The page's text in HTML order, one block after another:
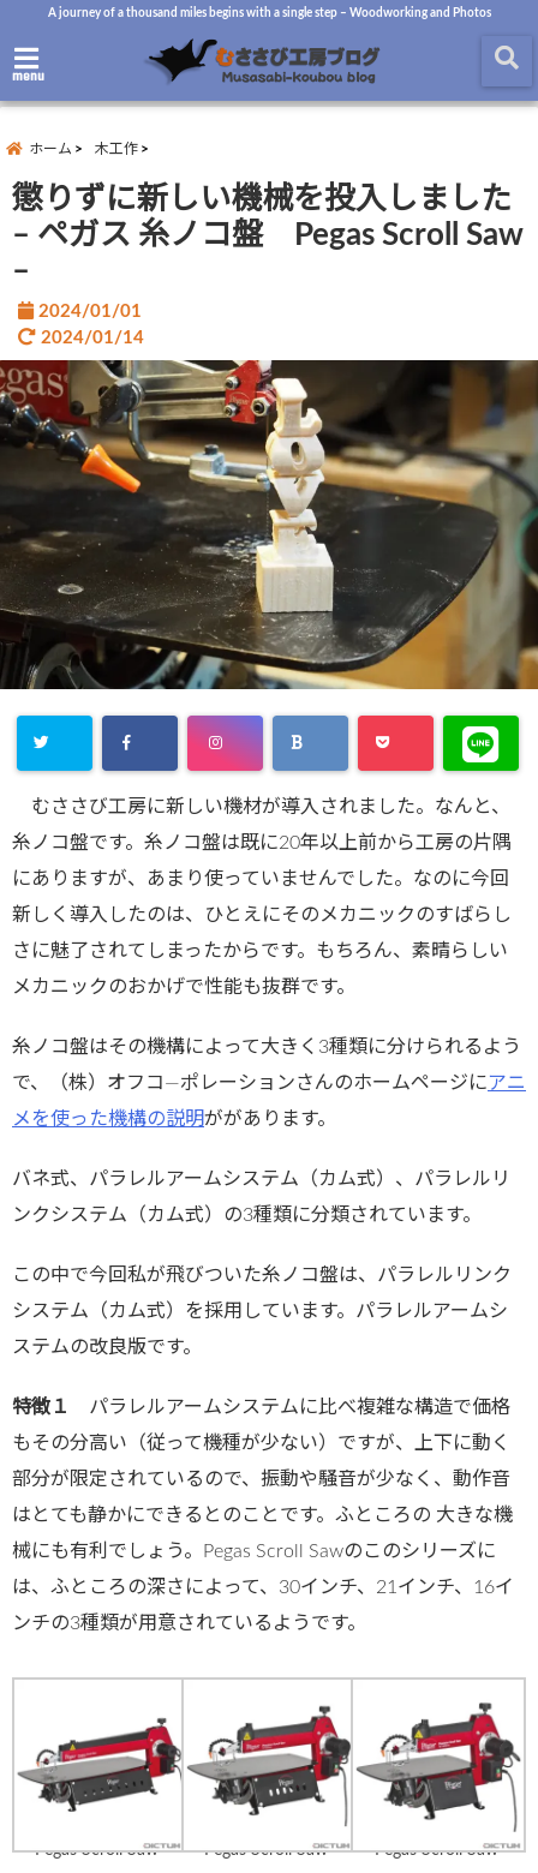
A journey of a thousand miles begins with a single step – Woodworking and Photos
menu
ホーム 木工作
懲りずに新しい機械を投入しました
– ペガス 糸ノコ盤 Pegas Scroll Saw
–
2024/01/01
2024/01/14
むささび工房に新しい機材が導入されました。なんと、
糸ノコ盤です。糸ノコ盤は既に20年以上前から工房の片隅
にありますが、あまり使っていませんでした。なのに今回
新しく導入したのは、ひとえにそのメカニックのすばらし
さに魅了されてしまったからです。もちろん、素晴らしい
メカニックのおかげで性能も抜群です。
糸ノコ盤はその機構によって大きく3種類に分けられるよう
で、（株）オフコ―ポレーションさんのホームページにアニ
メを使った機構の説明ががあります。
バネ式、パラレルアームシステム（カム式）、パラレルリ
ンクシステム（カム式）の3種類に分類されています。
この中で今回私が飛びついた糸ノコ盤は、パラレルリンク
システム（カム式）を採用しています。パラレルアームシ
ステムの改良版です。
特徴１ パラレルアームシステムに比べ複雑な構造で価格
もその分高い（従って機種が少ない）ですが、上下に動く
部分が限定されているので、振動や騒音が少なく、動作音
はとても静かにできるとのことです。ふところの 大きな機
械にも有利でしょう。Pegas Scroll Sawのこのシリーズに
は、ふところの深さによって、30インチ、21インチ、16イ
ンチの3種類が用意されているようです。
Pegas Scroll Saw Pegas Scroll Saw Pegas Scroll Saw